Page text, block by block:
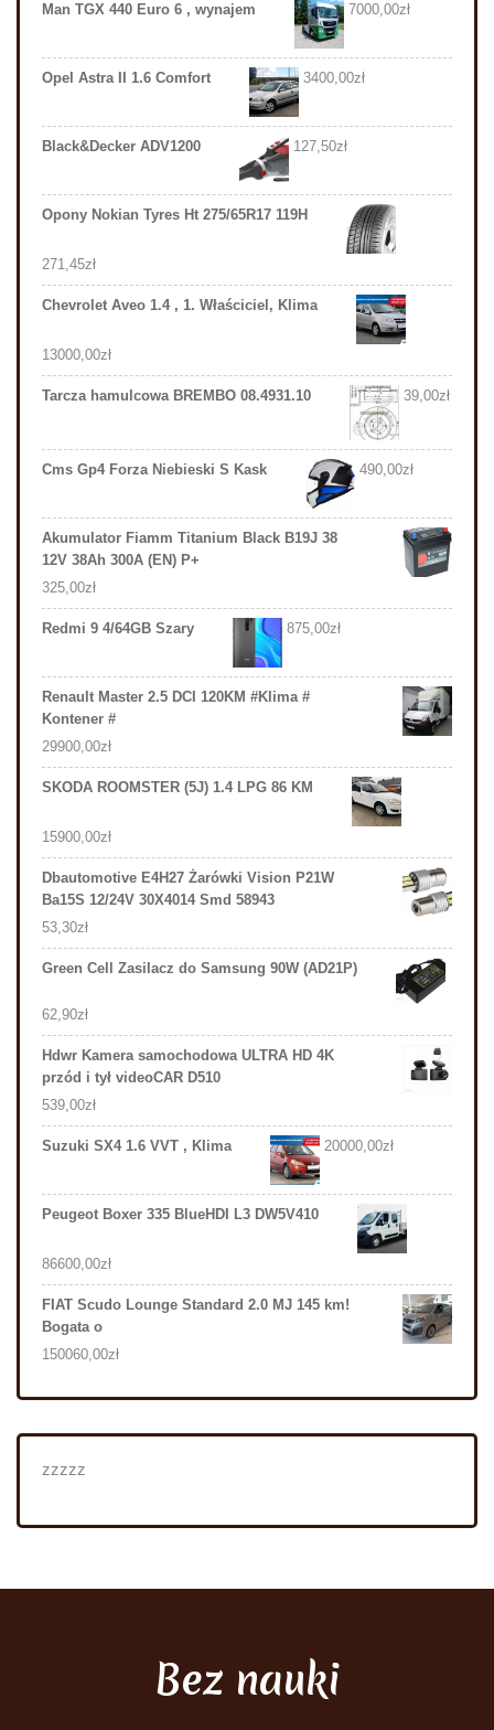
Man TGX 440 Euro 6 , wynajem 7000,00zł
Opel Astra II 1.6 Comfort 3400,00zł
Black&Decker ADV1200 127,50zł
Opony Nokian Tyres Ht 275/65R17 119H
271,45zł
Chevrolet Aveo 1.4 , 1. Właściciel, Klima
13000,00zł
Tarcza hamulcowa BREMBO 08.4931.10 39,00zł
Cms Gp4 Forza Niebieski S Kask 490,00zł
Akumulator Fiamm Titanium Black B19J 38
12V 38Ah 300A (EN) P+
325,00zł
Redmi 9 4/64GB Szary 875,00zł
Renault Master 2.5 DCI 120KM #Klima #
Kontener #
29900,00zł
SKODA ROOMSTER (5J) 1.4 LPG 86 KM
15900,00zł
Dbautomotive E4H27 Żarówki Vision P21W
Ba15S 12/24V 30X4014 Smd 58943
53,30zł
Green Cell Zasilacz do Samsung 90W (AD21P)
62,90zł
Hdwr Kamera samochodowa ULTRA HD 4K
przód i tył videoCAR D510
539,00zł
Suzuki SX4 1.6 VVT , Klima 20000,00zł
Peugeot Boxer 335 BlueHDI L3 DW5V410
86600,00zł
FIAT Scudo Lounge Standard 2.0 MJ 145 km!
Bogata o
150060,00zł
zzzzz
Bez nauki